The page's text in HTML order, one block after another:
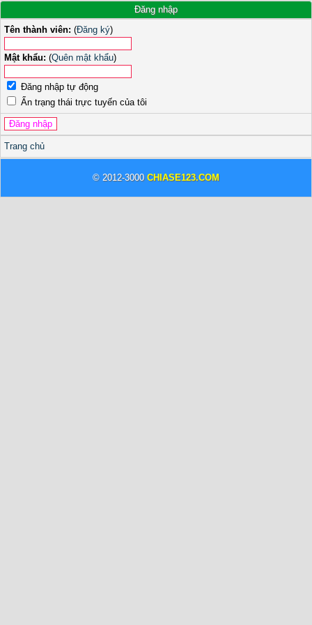
Đăng nhập
Tên thành viên: (Đăng ký)
Mật khẩu: (Quên mật khẩu)
Đăng nhập tự động
Ẩn trạng thái trực tuyến của tôi
Trang chủ
© 2012-3000 CHIASE123.COM